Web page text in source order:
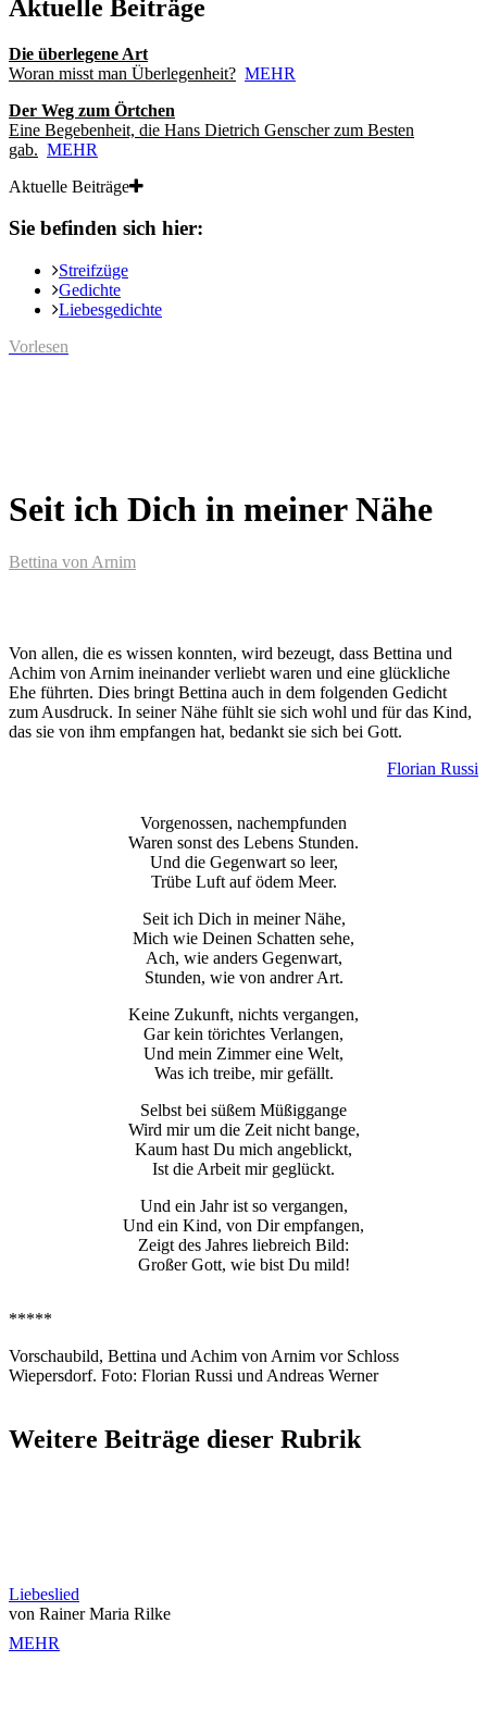
Aktuelle Beiträge
Die überlegene Art
Woran misst man Überlegenheit? MEHR
Der Weg zum Örtchen
Eine Begebenheit, die Hans Dietrich Genscher zum Besten
gab. MEHR
Aktuelle Beiträge
Sie befinden sich hier:
Streifzüge
Gedichte
Liebesgedichte
Vorlesen
Seit ich Dich in meiner Nähe
Bettina von Arnim
Von allen, die es wissen konnten, wird bezeugt, dass Bettina und
Achim von Arnim ineinander verliebt waren und eine glückliche
Ehe führten. Dies bringt Bettina auch in dem folgenden Gedicht
zum Ausdruck. In seiner Nähe fühlt sie sich wohl und für das Kind,
das sie von ihm empfangen hat, bedankt sie sich bei Gott.
Florian Russi
Vorgenossen, nachempfunden
Waren sonst des Lebens Stunden.
Und die Gegenwart so leer,
Trübe Luft auf ödem Meer.
Seit ich Dich in meiner Nähe,
Mich wie Deinen Schatten sehe,
Ach, wie anders Gegenwart,
Stunden, wie von andrer Art.
Keine Zukunft, nichts vergangen,
Gar kein törichtes Verlangen,
Und mein Zimmer eine Welt,
Was ich treibe, mir gefällt.
Selbst bei süßem Müßiggange
Wird mir um die Zeit nicht bange,
Kaum hast Du mich angeblickt,
Ist die Arbeit mir geglückt.
Und ein Jahr ist so vergangen,
Und ein Kind, von Dir empfangen,
Zeigt des Jahres liebreich Bild:
Großer Gott, wie bist Du mild!
*****
Vorschaubild, Bettina und Achim von Arnim vor Schloss
Wiepersdorf. Foto: Florian Russi und Andreas Werner
Weitere Beiträge dieser Rubrik
Liebeslied
von Rainer Maria Rilke
MEHR